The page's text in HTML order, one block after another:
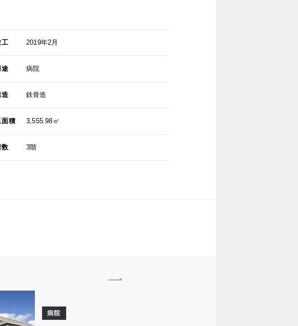
工 2019年2月
途 病院
造 鉄骨造
面積 3,555.98㎡
数 3階
病院